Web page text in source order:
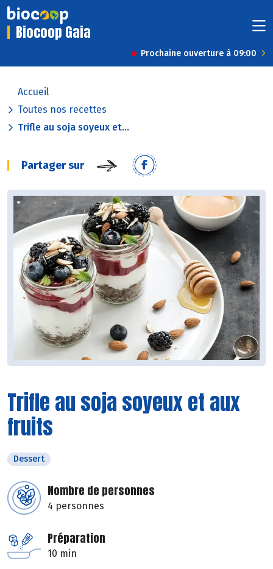
Biocoop Gaia
Prochaine ouverture à 09:00
Accueil
Toutes nos recettes
Trifle au soja soyeux et...
Partager sur
Trifle au soja soyeux et aux
fruits
Dessert
Nombre de personnes
4 personnes
Préparation
10 min